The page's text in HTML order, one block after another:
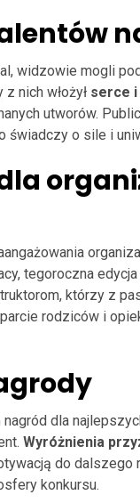
widzowie mogli
nich włożył serce i
utworów.
świadczy o sile i
tegoroczna
którzy z
rodziców i
dla
Wyróżnienia
do
konkursu.